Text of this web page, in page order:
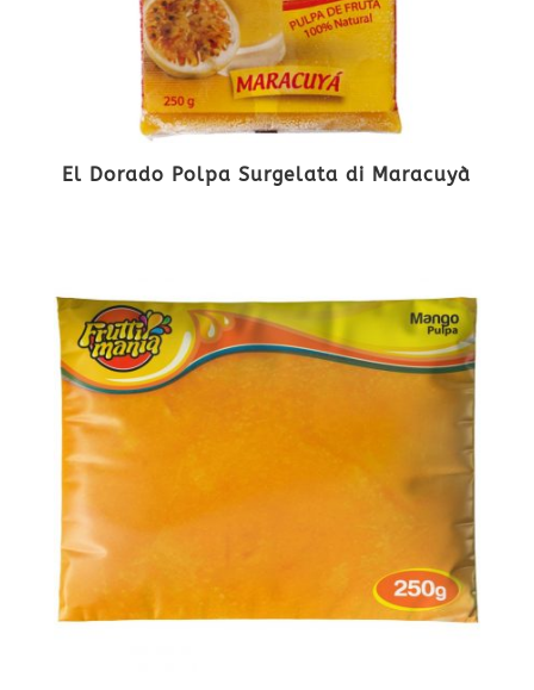
El Dorado Polpa Surgelata di Maracuyà